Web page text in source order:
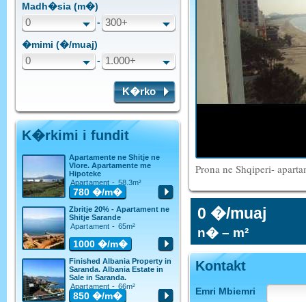
Prona ne Shqiperi-
0 �/muaj
n� – m²
Kontakt
Emri Mbiemri
Madh�sia (m�)
0 - 300+
�mimi (�/muaj)
0 - 1.000+
K�rko
K�rkimi i fundit
Apartamente ne Shitje ne
Vlore. Apartamente me
Hipoteke
Apartament - 58.3m²
780 �/m�
Zbritje 20% - Apartament ne
Shitje Sarande
Apartament - 65m²
1000 �/m�
Finished Albania Property in
Saranda. Albania Estate in
Sale in Saranda.
Apartament - 66m²
850 �/m�